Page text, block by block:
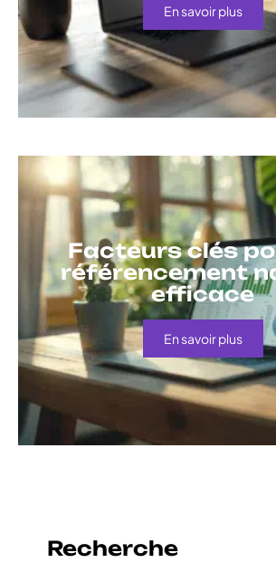
En savoir plus
Facteurs clés
référencement
efficace
En savoir plus
Recherche